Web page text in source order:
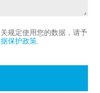
规定使用您的数据，请予
保护政策